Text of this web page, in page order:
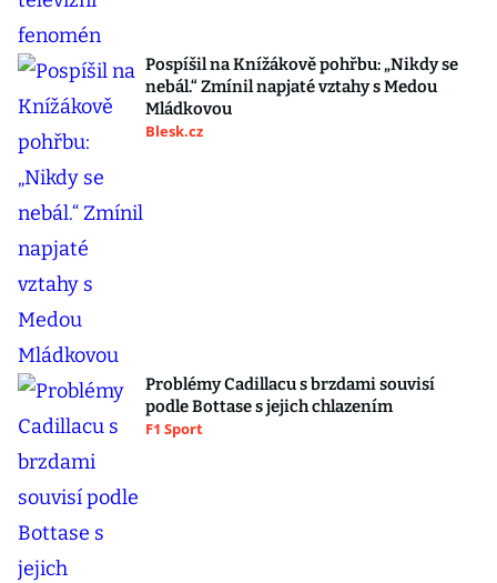
Pospíšil na Knížákově pohřbu: „Nikdy se
nebál.“ Zmínil napjaté vztahy s Medou
Mládkovou
Blesk.cz
Problémy Cadillacu s brzdami souvisí
podle Bottase s jejich chlazením
F1 Sport